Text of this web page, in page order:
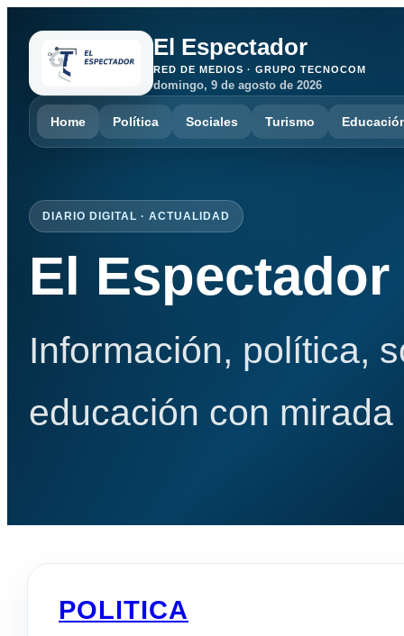
El Espectador
RED DE MEDIOS · GRUPO TECNOCOM
domingo, 9 de agosto de 2026
Home Política Sociales Turismo
DIARIO DIGITAL · ACTUALIDAD
El Espectador
Información, política,
educación con
POLITICA